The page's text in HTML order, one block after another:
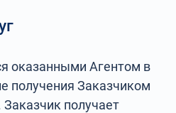
оказанными Агентом в
получения Заказчиком
Заказчик получает